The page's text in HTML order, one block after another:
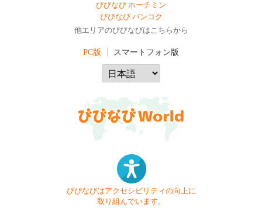
びびなび ホーチミン
びびなび バンコク
他エリアのびびなびはこちらから
PC版 スマートフォン版
びびなびはアクセシビリティの向上に
取り組んでいます。